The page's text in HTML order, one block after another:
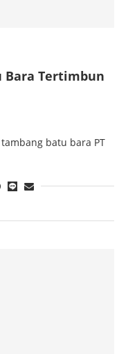
Bara Tertimbun
batu bara PT